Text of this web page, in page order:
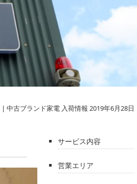
|中古ブランド家電 入荷情報 2019年6月28日
サービス内容
営業エリア